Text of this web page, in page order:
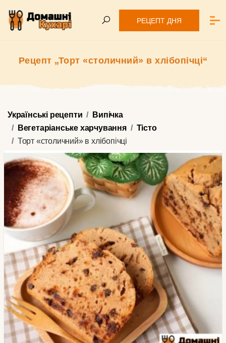
РЕЦЕПТ ДНЯ
Рецепт „Торт «столичний» в хлібопічці“
Українські рецепти
Випічка
Вегетаріанське харчування
Тісто
Торт «столичний» в хлібопічці